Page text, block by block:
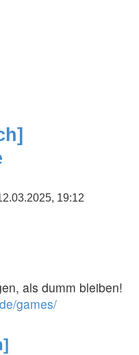
19:12
als dumm bleiben!
games/